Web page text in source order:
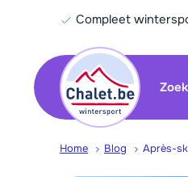
Compleet
Home Blog Après-